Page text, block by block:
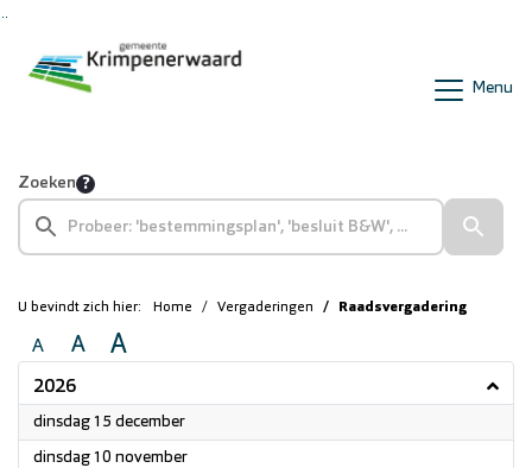
Menu
Zoeken
U bevindt zich hier: Home Vergaderingen Raadsvergadering
A A A
2026
dinsdag 15 december2026
dinsdag 10 november2026